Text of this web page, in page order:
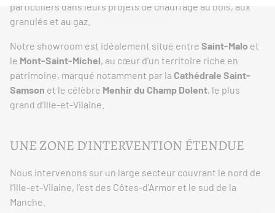
particuliers dans leurs projets de chauffage au bois, aux
granulés et au gaz.
Notre showroom est idéalement situé entre Saint-Malo et
le Mont-Saint-Michel, au cœur d’un territoire riche en
patrimoine, marqué notamment par la Cathédrale Saint-
Samson et le célèbre Menhir du Champ Dolent, le plus
grand d’Ille-et-Vilaine.
UNE ZONE D’INTERVENTION ÉTENDUE
Nous intervenons sur un large secteur couvrant le nord de
l’Ille-et-Vilaine, l’est des Côtes-d’Armor et le sud de la
Manche.